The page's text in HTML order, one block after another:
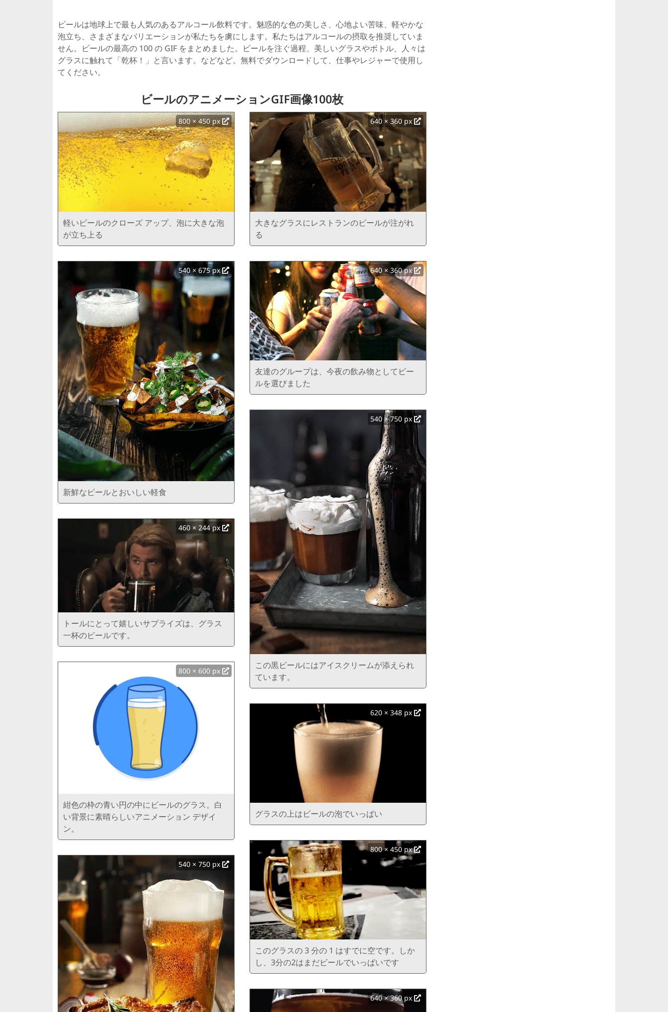
ビールは地球上で最も人気のあるアルコール飲料です。魅惑的な色の美しさ、心地よい苦味、軽やかな
泡立ち、さまざまなバリエーションが私たちを虜にします。私たちはアルコールの摂取を推奨していま
せん。ビールの最高の 100 の GIF をまとめました。ビールを注ぐ過程、美しいグラスやボトル、人々は
グラスに触れて「乾杯！」と言います。などなど。無料でダウンロードして、仕事やレジャーで使用し
てください。
ビールのアニメーションGIF画像100枚
800 × 450 px
軽いビールのクローズ アップ、泡に大きな泡
が立ち上る
540 × 675 px
新鮮なビールとおいしい軽食
460 × 244 px
トールにとって嬉しいサプライズは、グラス
一杯のビールです。
800 × 600 px
紺色の枠の青い円の中にビールのグラス。白
い背景に素晴らしいアニメーション デザイ
ン。
540 × 750 px
640 × 360 px
大きなグラスにレストランのビールが注がれ
る
640 × 360 px
友達のグループは、今夜の飲み物としてビー
ルを選びました
540 × 750 px
この黒ビールにはアイスクリームが添えられ
ています。
620 × 348 px
グラスの上はビールの泡でいっぱい
800 × 450 px
このグラスの 3 分の 1 はすでに空です。しか
し、3分の2はまだビールでいっぱいです
640 × 360 px